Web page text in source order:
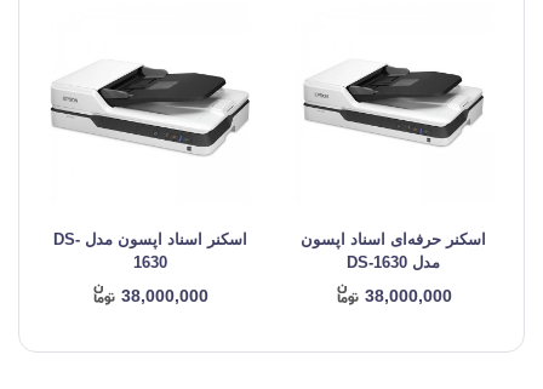
اسکنر حرفه‌‌ای اسناد اپسون
مدل DS-1630
38,000,000
اسکنر اسناد اپسون مدل DS-
1630
38,000,000